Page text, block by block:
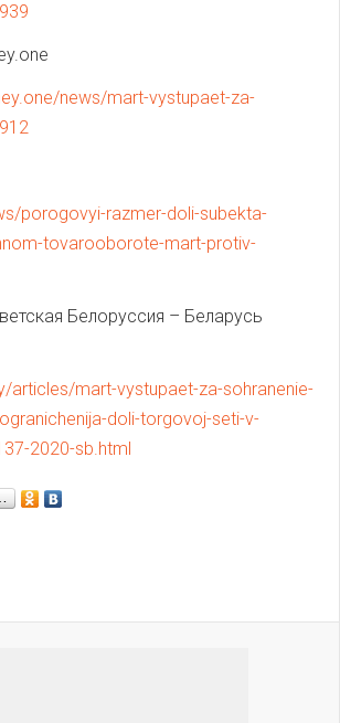
news/mart-vystupaet-za-
porogovyi-razmer-doli-subekta-
tovarooborote-mart-protiv-
Белоруссия – Беларусь
articles/mart-vystupaet-za-sohranenie-
doli-torgovoj-seti-v-
2020-sb.html